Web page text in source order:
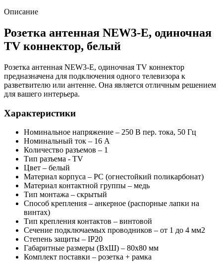
Описание
Розетка антенная NEW3-E, одиночная
TV коннектор, белый
Розетка антенная NEW3-E, одиночная TV коннектор
предназначена для подключения одного телевизора к
разветвителю или антенне. Она является отличным решением
для вашего интерьера.
Характеристики
Номинальное напряжение – 250 В пер. тока, 50 Гц
Номинальный ток – 16 А
Количество разъемов – 1
Тип разъема - TV
Цвет – белый
Материал корпуса – PC (огнестойкий поликарбонат)
Материал контактной группы – медь
Тип монтажа – скрытый
Способ крепления – анкерное (распорные лапки на
винтах)
Тип крепления контактов – винтовой
Сечение подключаемых проводников – от 1 до 4 мм2
Степень защиты – IP20
Габаритные размеры (ВхШ) – 80х80 мм
Комплект поставки – розетка + рамка